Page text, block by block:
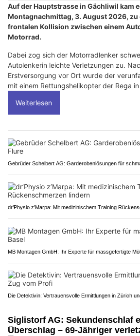
Auf der Hauptstrasse in Gächliwil kam
Montagnachmittag, 3. August 2026,
frontalen Kollision zwischen einem
Motorrad.
Dabei zog sich der Motorradlenker
Autolenkerin leichte Verletzungen zu.
Erstversorgung vor Ort wurde der
mit einem Rettungshelikopter der Rega
Weiterlesen
Gebrüder Schelbert AG: Garderobenlösungen für
dr’Physio z’Marpa: Mit medizinischem Training
MB Montagen GmbH: Ihr Experte für massgefertigte
Die Detektivin: Vertrauensvolle Ermittlungen in Zürich
Siglistorf AG: Sekundenschlaf
Überschlag – 69-Jähriger